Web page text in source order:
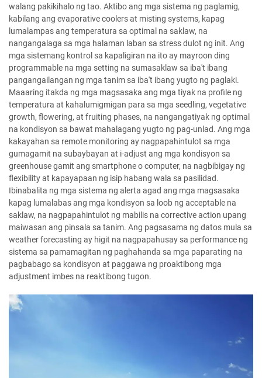
walang pakikihalo ng tao. Aktibo ang mga sistema ng paglamig,
kabilang ang evaporative coolers at misting systems, kapag
lumalampas ang temperatura sa optimal na saklaw, na
nangangalaga sa mga halaman laban sa stress dulot ng init. Ang
mga sistemang kontrol sa kapaligiran na ito ay mayroon ding
programmable na mga setting na sumasaklaw sa iba't ibang
pangangailangan ng mga tanim sa iba't ibang yugto ng paglaki.
Maaaring itakda ng mga magsasaka ang mga tiyak na profile ng
temperatura at kahalumigmigan para sa mga seedling, vegetative
growth, flowering, at fruiting phases, na nangangatiyak ng optimal
na kondisyon sa bawat mahalagang yugto ng pag-unlad. Ang mga
kakayahan sa remote monitoring ay nagpapahintulot sa mga
gumagamit na subaybayan at i-adjust ang mga kondisyon sa
greenhouse gamit ang smartphone o computer, na nagbibigay ng
flexibility at kapayapaan ng isip habang wala sa pasilidad.
Ibinabalita ng mga sistema ng alerta agad ang mga magsasaka
kapag lumalabas ang mga kondisyon sa loob ng acceptable na
saklaw, na nagpapahintulot ng mabilis na corrective action upang
maiwasan ang pinsala sa tanim. Ang pagsasama ng datos mula sa
weather forecasting ay higit na nagpapahusay sa performance ng
sistema sa pamamagitan ng paghahanda sa mga paparating na
pagbabago sa kondisyon at paggawa ng proaktibong mga
adjustment imbes na reaktibong tugon.